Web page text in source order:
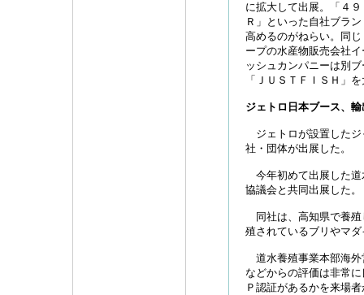
に拡大して出展。「４
Ｒ」といった自社ブラ
高めるのがねらい。同
ープの水産物販売会社
ッシュカンパニーは別
「ＪＵＳＴＦＩＳＨ」
ジェトロ日本ブース、
ジェトロが設置したジ
社・団体が出展した。
今年初めて出展した道
協議会と共同出展した。
同社は、高知県で養殖
殖されているブリやマ
道水養殖事業本部海外
などからの評価は非常
Ｐ認証があるかを来場